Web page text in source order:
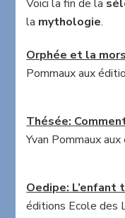
thème
la
Voici la fin de la
la mythologie.
Orphée et la
Pommaux aux
Thésée:
Yvan Pommaux
Oedipe: L’enfant
éditions Ecole des